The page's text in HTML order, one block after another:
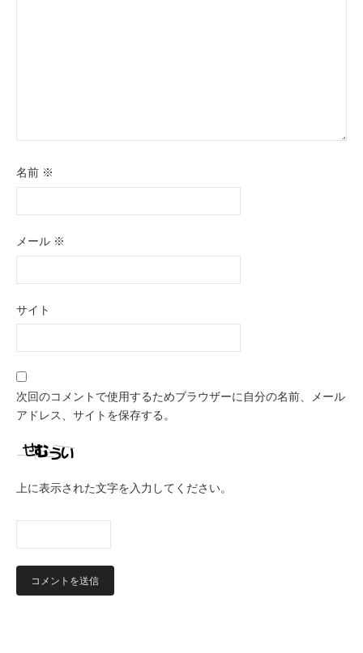
名前 ※
メール ※
サイト
次回のコメントで使用するためブラウザーに自分の名前、メール
アドレス、サイトを保存する。
上に表示された文字を入力してください。